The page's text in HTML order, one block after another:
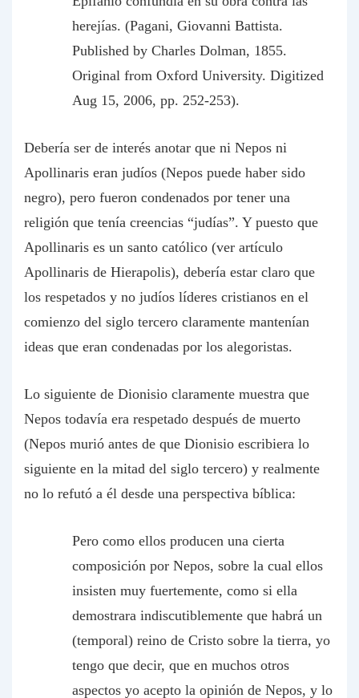
herejías. (Pagani, Giovanni Battista.
Published by Charles Dolman, 1855.
Original from Oxford University. Digitized
Aug 15, 2006, pp. 252-253).
Debería ser de interés anotar que ni Nepos ni
Apollinaris eran judíos (Nepos puede haber sido
negro), pero fueron condenados por tener una
religión que tenía creencias “judías”. Y puesto que
Apollinaris es un santo católico (ver artículo
Apollinaris de Hierapolis), debería estar claro que
los respetados y no judíos líderes cristianos en el
comienzo del siglo tercero claramente mantenían
ideas que eran condenadas por los alegoristas.
Lo siguiente de Dionisio claramente muestra que
Nepos todavía era respetado después de muerto
(Nepos murió antes de que Dionisio escribiera lo
siguiente en la mitad del siglo tercero) y realmente
no lo refutó a él desde una perspectiva bíblica:
Pero como ellos producen una cierta
composición por Nepos, sobre la cual ellos
insisten muy fuertemente, como si ella
demostrara indiscutiblemente que habrá un
(temporal) reino de Cristo sobre la tierra, yo
tengo que decir, que en muchos otros
aspectos yo acepto la opinión de Nepos, y lo